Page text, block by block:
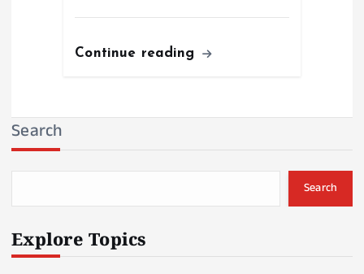
Continue reading
Search
Search
Explore Topics